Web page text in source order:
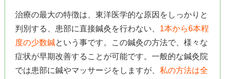
治療の最大の特徴は、東洋医学的な原因をしっかりと
判別する、患部に直接鍼灸を行わない、 1本から6本程
度の少数鍼という事です。この鍼灸の方法で、様々な
症状が早期改善することが可能です。一般的な鍼灸院
では患部に鍼やマッサージをしますが、 私の方法は全